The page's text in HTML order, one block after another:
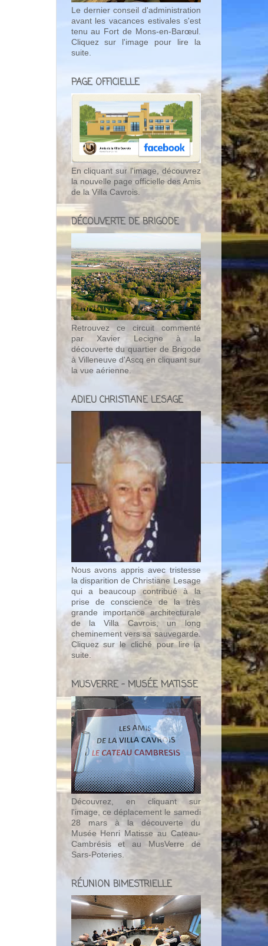
Le dernier conseil d'administration
avant les vacances estivales s'est
tenu au Fort de Mons-en-Barœul.
Cliquez sur l'image pour lire la
suite.
PAGE OFFICIELLE
En cliquant sur l'image, découvrez
la nouvelle page officielle des Amis
de la Villa Cavrois.
DÉCOUVERTE DE BRIGODE
Retrouvez ce circuit commenté
par Xavier Lecigne à la
découverte du quartier de Brigode
à Villeneuve d'Ascq en cliquant sur
la vue aérienne.
ADIEU CHRISTIANE LESAGE
Nous avons appris avec tristesse
la disparition de Christiane Lesage
qui a beaucoup contribué à la
prise de conscience de la très
grande importance architecturale
de la Villa Cavrois, un long
cheminement vers sa sauvegarde.
Cliquez sur le cliché pour lire la
suite.
MUSVERRE - MUSÉE MATISSE
Découvrez, en cliquant sur
l'image, ce déplacement le samedi
28 mars à la découverte du
Musée Henri Matisse au Cateau-
Cambrésis et au MusVerre de
Sars-Poteries.
RÉUNION BIMESTRIELLE